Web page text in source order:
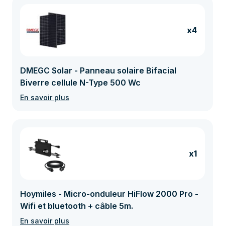
x4
DMEGC Solar - Panneau solaire Bifacial
Biverre cellule N-Type 500 Wc
En savoir plus
x1
Hoymiles - Micro-onduleur HiFlow 2000 Pro -
Wifi et bluetooth + câble 5m.
En savoir plus